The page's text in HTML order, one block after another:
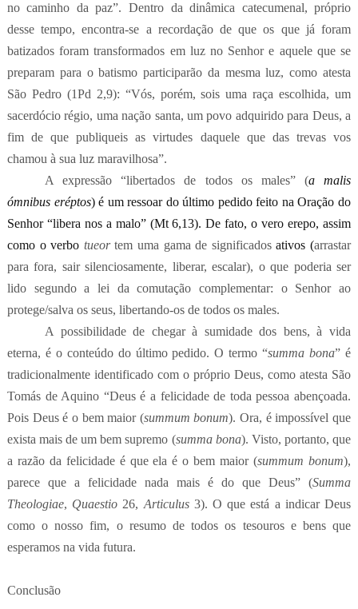
no caminho da paz”. Dentro da dinâmica catecumenal, próprio
desse tempo, encontra-se a recordação de que os que já foram
batizados foram transformados em luz no Senhor e aquele que se
preparam para o batismo participarão da mesma luz, como atesta
São Pedro (1Pd 2,9): “Vós, porém, sois uma raça escolhi­da, um
sacer­dócio régio, uma nação santa, um povo adquirido para Deus, a
fim de que publiqueis as virtudes daquele que das trevas vos
chamou à sua luz maravilhosa”.
A expressão “libertados de todos os males” (a malis
ómnibus eréptos) é um ressoar do último pedido feito na Oração do
Senhor “libera nos a malo” (Mt 6,13). De fato, o vero erepo, assim
como o verbo tueortem uma gama de significadosativos (arrastar
para fora, sair silenciosamente, liberar, escalar), o que poderia ser
lido segundo a lei da comutação complementar: o Senhor ao
protege/salva os seus, libertando-os de todos os males.
A possibilidade de chegar à sumidade dos bens, à vida
eterna, é o conteúdo do último pedido. O termo “summa bona” é
tradicionalmente identificado com o próprio Deus, como atesta São
Tomás de Aquino “Deus é a felicidade de toda pessoa abençoada.
Pois Deus é o bem maior (summum bonum). Ora, é impossível que
exista mais de um bem supremo (summa bona). Visto, portanto, que
a razão da felicidade é que ela é o bem maior (summum bonum),
parece que a felicidade nada mais é do que Deus” (Summa
Theologiae, Quaestio 26,Articulus3). O que está a indicar Deus
como o nosso fim, o resumo de todos os tesouros e bens que
esperamos na vida futura.
Conclusão